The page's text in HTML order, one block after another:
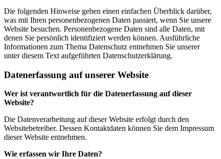
Die folgenden Hinweise geben einen einfachen Überblick darüber,
was mit Ihren personenbezogenen Daten passiert, wenn Sie unsere
Website besuchen. Personenbezogene Daten sind alle Daten, mit
denen Sie persönlich identifiziert werden können. Ausführliche
Informationen zum Thema Datenschutz entnehmen Sie unserer
unter diesem Text aufgeführten Datenschutzerklärung.
Datenerfassung auf unserer Website
Wer ist verantwortlich für die Datenerfassung auf dieser
Website?
Die Datenverarbeitung auf dieser Website erfolgt durch den
Websitebetreiber. Dessen Kontaktdaten können Sie dem Impressum
dieser Website entnehmen.
Wie erfassen wir Ihre Daten?